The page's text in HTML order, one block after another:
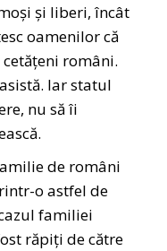
și liberi, încât
oamenilor că
români.
Iar statul
nu să îi
de români
o astfel de
familiei
răpiți de către